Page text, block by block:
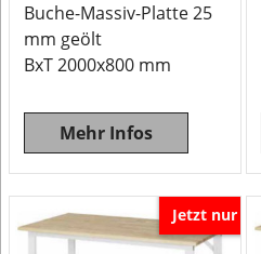
Buche-Massiv-Platte 25
mm geölt
BxT 2000x800 mm
Mehr Infos
Jetzt nur